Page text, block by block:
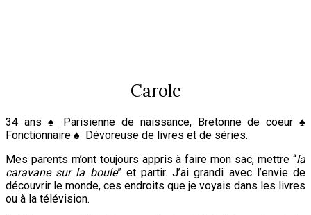
Carole
34 ans ♠ Parisienne de naissance, Bretonne de coeur ♠
Fonctionnaire ♠ Dévoreuse de livres et de séries.
Mes parents m’ont toujours appris à faire mon sac, mettre “la
caravane sur la boule” et partir. J’ai grandi avec l’envie de
découvrir le monde, ces endroits que je voyais dans les livres
ou à la télévision.